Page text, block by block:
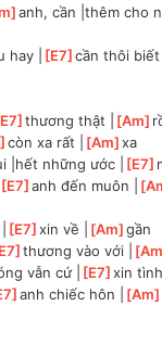
]
anh, cần |thêm cho
hay | [E7 ]
cần thôi biết |
E7 ]thương thật | [Am ]
]
còn xa rất | [Am ]
xa
|hết những ước | [E7 ]
[E7 ]
anh đến muôn | [
[E7 ]
xin về | [Am ]
gần
E7 ]thương vào với | [Am
vẫn cứ | [E7 ]
xin
]
anh chiếc hôn | [Am